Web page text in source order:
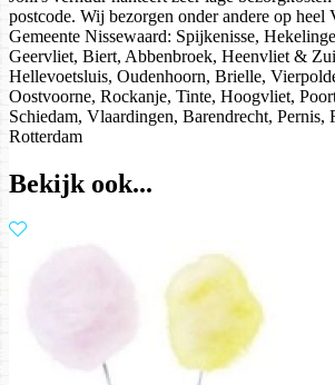
postcode. Wij bezorgen onder andere op heel
Gemeente Nissewaard: Spijkenisse,
Geervliet, Biert, Abbenbroek, Heenvliet &
Hellevoetsluis, Oudenhoorn, Brielle,
Oostvoorne, Rockanje, Tinte, Hoogvliet,
Schiedam, Vlaardingen, Barendrecht, Pernis,
Rotterdam
Bekijk ook...